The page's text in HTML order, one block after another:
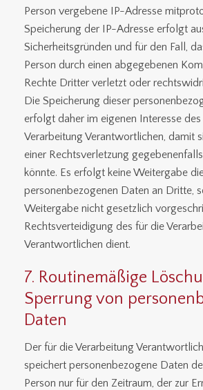
Person vergebene IP-Adresse
Speicherung der IP-Adresse erfolgt
Sicherheitsgründen und für den Fall,
Person durch einen abgegebenen
Rechte Dritter verletzt oder
Die Speicherung dieser
erfolgt daher im eigenen Interesse
Verarbeitung Verantwortlichen, damit
einer Rechtsverletzung
könnte. Es erfolgt keine Weitergabe
personenbezogenen Daten an Dritte,
Weitergabe nicht gesetzlich
Rechtsverteidigung des für die
Verantwortlichen dient.
7. Routinemäßige
Sperrung von
Daten
Der für die Verarbeitung
speichert personenbezogene Daten
Person nur für den Zeitraum, der zur